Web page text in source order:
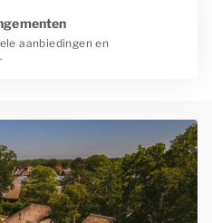
aanbiedingen en